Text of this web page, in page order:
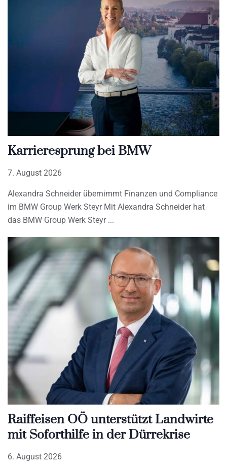
Karrieresprung bei BMW
7. August 2026
Alexandra Schneider übernimmt Finanzen und Compliance
im BMW Group Werk Steyr Mit Alexandra Schneider hat
das BMW Group Werk Steyr
Raiffeisen OÖ unterstützt Landwirte
mit Soforthilfe in der Dürrekrise
6. August 2026